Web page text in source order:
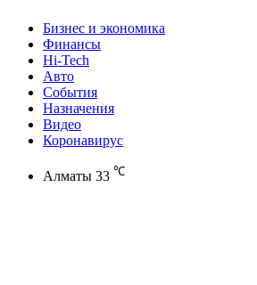
Бизнес и экономика
Финансы
Hi-Tech
Авто
События
Назначения
Видео
Коронавирус
Алматы 33 ℃